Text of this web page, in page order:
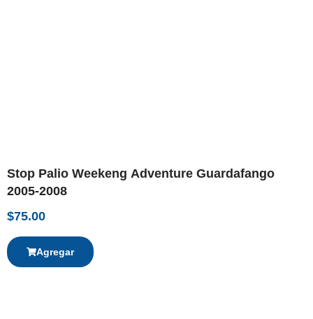
Stop Palio Weekeng Adventure Guardafango
2005-2008
$75.00
Agregar